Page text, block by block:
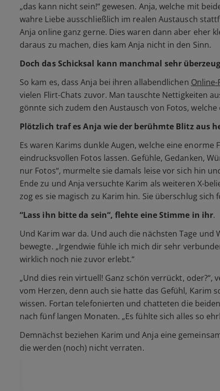
„das kann nicht sein!“gewesen. Anja, welche mit
wahre Liebe ausschließlich im realen Austausch
Anja online ganz gerne. Dies waren dann aber eher
daraus zu machen, dies kam Anja nicht in den Sinn.
Doch das Schicksal kann manchmal sehr
So kam es, dass Anja bei ihren allabendlichen
vielen Flirt-Chats zuvor. Man tauschte Nettigkeiten
gönnte sich zudem den Austausch von Fotos,
Plötzlich traf es Anja wie der berühmte Blitz aus
Es waren Karims dunkle Augen, welche eine
eindrucksvollen Fotos lassen. Gefühle, Gedanken,
nur Fotos“, murmelte sie damals leise vor sich hin
Ende zu und Anja versuchte Karim als weiteren X-
zog es sie magisch zu Karim hin. Sie überschlug
“Lass ihn bitte da sein“, flehte eine Stimme in ihr.
Und Karim war da. Und auch die nächsten Tage
bewegte. „Irgendwie fühle ich mich dir sehr
wirklich noch nie zuvor erlebt.“
„Und dies rein virtuell! Ganz schön verrückt, oder?“,
vom Herzen, denn auch sie hatte das Gefühl, Karim
wissen. Fortan telefonierten und chatteten die
nach fünf langen Monaten. „Es fühlte sich alles so
Demnächst beziehen Karim und Anja eine
die werden (noch) nicht verraten.